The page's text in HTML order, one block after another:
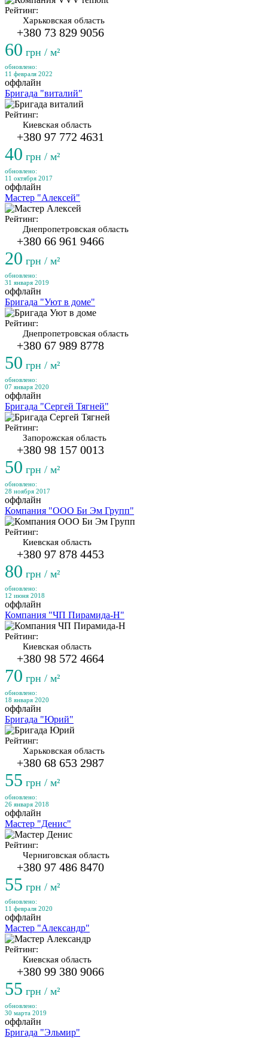
Рейтинг:
Харьковская область
+380 73 829 9056
60 грн / м²
обновлено:
11 февраля 2022
оффлайн
Бригада "виталий"
Рейтинг:
Киевская область
+380 97 772 4631
40 грн / м²
обновлено:
11 октября 2017
оффлайн
Мастер "Алексей"
Рейтинг:
Днепропетровская область
+380 66 961 9466
20 грн / м²
обновлено:
31 января 2019
оффлайн
Бригада "Уют в доме"
Рейтинг:
Днепропетровская область
+380 67 989 8778
50 грн / м²
обновлено:
07 января 2020
оффлайн
Бригада "Сергей Тягней"
Рейтинг:
Запорожская область
+380 98 157 0013
50 грн / м²
обновлено:
28 ноября 2017
оффлайн
Компания "ООО Би Эм Групп"
Рейтинг:
Киевская область
+380 97 878 4453
80 грн / м²
обновлено:
12 июня 2018
оффлайн
Компания "ЧП Пирамида-Н"
Рейтинг:
Киевская область
+380 98 572 4664
70 грн / м²
обновлено:
18 января 2020
оффлайн
Бригада "Юрий"
Рейтинг:
Харьковская область
+380 68 653 2987
55 грн / м²
обновлено:
26 января 2018
оффлайн
Мастер "Денис"
Рейтинг:
Черниговская область
+380 97 486 8470
55 грн / м²
обновлено:
11 февраля 2020
оффлайн
Мастер "Александр"
Рейтинг:
Киевская область
+380 99 380 9066
55 грн / м²
обновлено:
30 марта 2019
оффлайн
Бригада "Эльмир"